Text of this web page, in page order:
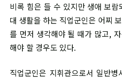
비록 힘은 들 수 있지만 생애 보
대 생활을 하는 직업군인은 어찌
를 먼저 생각해야 될 때가 많고,
해야 할 경우도 있다.
직업군인은 지휘관으로서 일반